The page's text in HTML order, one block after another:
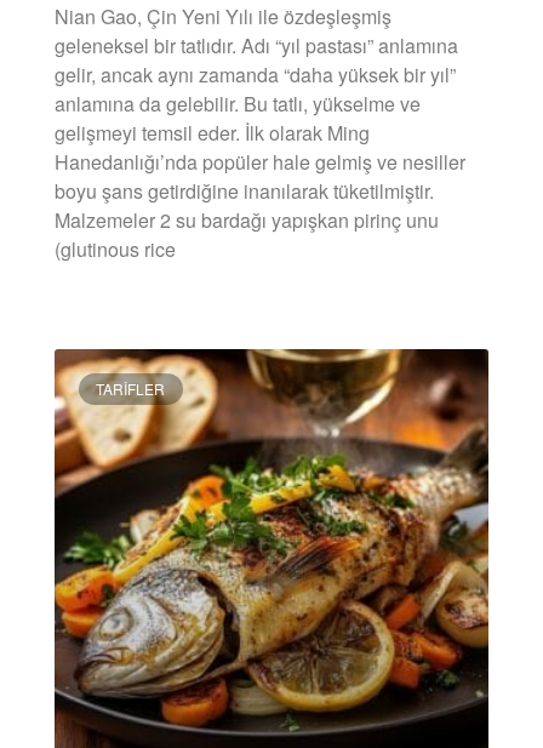
Nian Gao, Çin Yeni Yılı ile özdeşleşmiş
geleneksel bir tatlıdır. Adı “yıl pastası” anlamına
gelir, ancak aynı zamanda “daha yüksek bir yıl”
anlamına da gelebilir. Bu tatlı, yükselme ve
gelişmeyi temsil eder. İlk olarak Ming
Hanedanlığı’nda popüler hale gelmiş ve nesiller
boyu şans getirdiğine inanılarak tüketilmiştir.
Malzemeler 2 su bardağı yapışkan pirinç unu
(glutinous rice
TARIFLER